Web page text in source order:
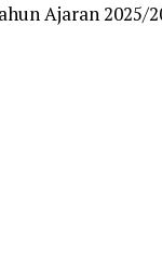
Ajaran 2025/